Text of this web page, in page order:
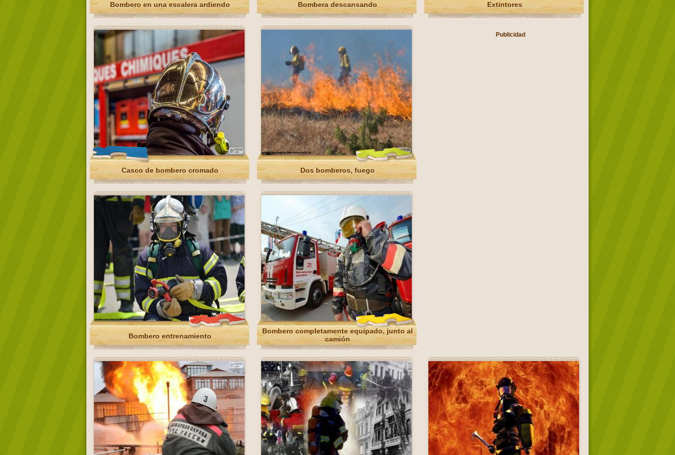
Bombero en una escalera ardiendo Bombera descansando Extintores
Casco de bombero cromado Dos bomberos, fuego
Publicidad
Bombero entrenamiento
Bombero completamente equipado, junto al
camión